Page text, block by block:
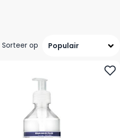
Sorteer op